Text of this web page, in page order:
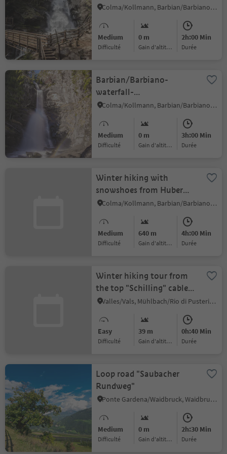
Colma/Kollmann, Barbian/Barbiano, Brixen/Bressanone and environs
Medium
Difficulté
0 m
Gain d'altitude
2h:00 Min
durée
Barbian/Barbiano-
waterfall-
Dreikirchen/Trechiese
Colma/Kollmann, Barbian/Barbiano, Brixen/Bressanone and environs
Medium
Difficulté
0 m
Gain d'altitude
3h:00 Min
durée
Winter hiking with
snowshoes from Huber
Kreuz to Unterhorn
Colma/Kollmann, Barbian/Barbiano, Brixen/Bressanone and environs
Medium
Difficulté
640 m
Gain d'altitude
4h:00 Min
durée
Winter hiking tour from
the top "Schilling" cable
car to the Altfasstal
Valles/Vals, Mühlbach/Rio di Pusteria, Brixen/Bressanone and environs
Easy
Difficulté
39 m
Gain d'altitude
0h:40 Min
durée
Loop road "Saubacher
Rundweg"
Ponte Gardena/Waidbruck, Waidbruck/Ponte Gardena, Brixen/Bressanone and environs
Medium
Difficulté
0 m
Gain d'altitude
2h:30 Min
durée